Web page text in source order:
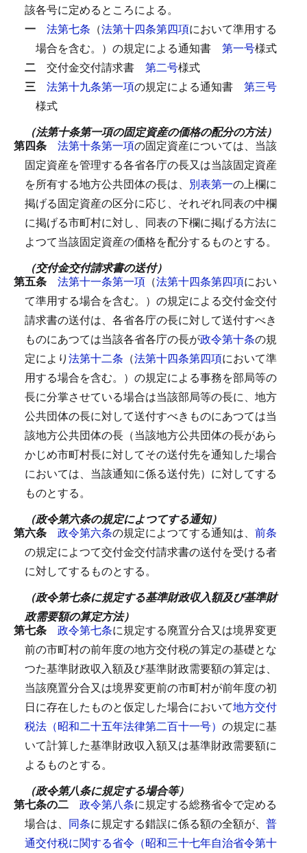
該各号に定めるところによる。
一 法第七条 （法第十四条第四項において準用する
場合を含む。）の規定による通知書
第一号様式
二 交付金交付請求書 第二号様式
三 法第十九条第一項の規定による通知書
第三号
様式
（法第十条第一項の固定資産の価格の配分の方法）
第四条 法第十条第一項の固定資産については、当該
固定資産を管理する各省各庁の長又は当該固定資産
を所有する地方公共団体の長は、 別表第一の上欄に
掲げる固定資産の区分に応じ、それぞれ同表の中欄
に掲げる市町村に対し、同表の下欄に掲げる方法に
よつて当該固定資産の価格を配分するものとする。
（交付金交付請求書の送付）
第五条 法第十一条第一項 （法第十四条第四項におい
て準用する場合を含む。）の規定による交付金交付
請求書の送付は、各省各庁の長に対して送付すべき
ものにあつては当該各省各庁の長が政令第十条の規
定により法第十二条 （法第十四条第四項において準
用する場合を含む。）の規定による事務を部局等の
長に分掌させている場合は当該部局等の長に、地方
公共団体の長に対して送付すべきものにあつては当
該地方公共団体の長（当該地方公共団体の長があら
かじめ市町村長に対してその送付先を通知した場合
においては、当該通知に係る送付先）に対してする
ものとする。
（政令第六条の規定によつてする通知）
第六条 政令第六条の規定によつてする通知は、 前条
の規定によつて交付金交付請求書の送付を受ける者
に対してするものとする。
（政令第七条に規定する基準財政収入額及び基準財
政需要額の算定方法）
第七条 政令第七条に規定する廃置分合又は境界変更
前の市町村の前年度の地方交付税の算定の基礎とな
つた基準財政収入額及び基準財政需要額の算定は、
当該廃置分合又は境界変更前の市町村が前年度の初
日に存在したものと仮定した場合において地方交付
税法（昭和二十五年法律第二百十一号） の規定に基
いて計算した基準財政収入額又は基準財政需要額に
よるものとする。
（政令第八条に規定する場合等）
第七条の二 政令第八条に規定する総務省令で定める
場合は、 同条に規定する錯誤に係る額の全額が、 普
通交付税に関する省令（昭和三十七年自治省令第十